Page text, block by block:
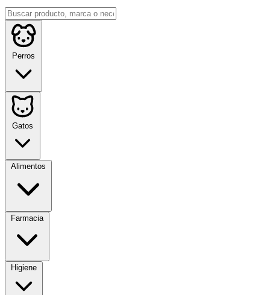
Perros
Gatos
Alimentos
Farmacia
Higiene